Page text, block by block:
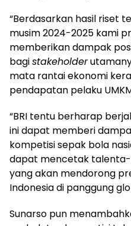
“Berdasarkan hasil riset
musim 2024-2025 kami
memberikan dampak
bagistakeholder
mata rantai ekonomi
pendapatan pelaku
“BRI tentu berharap
ini dapat memberi
kompetisi sepak bola
dapat mencetak
yang akan mendorong
Indonesia di panggung
Sunarso pun